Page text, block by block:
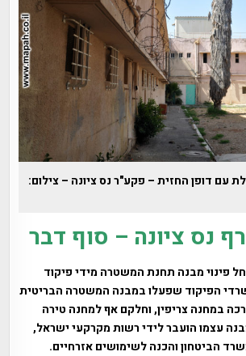
עם דופן החזית – פקע"ר נס ציונה – צילום:
נס ציונה – סוף דבר
שנת 2017 החל פינוי מבנה תחנת המשטרה מידי פיקוד
הפיקוד שפעלו במבנה המשטרה הבריטית
במחנה צריפין, וחלקם אף למחנה טירה
עצמו הועבר לידי רשות מקרקעי ישראל,
הביטחון והכנה לשימושים אזרחיים.